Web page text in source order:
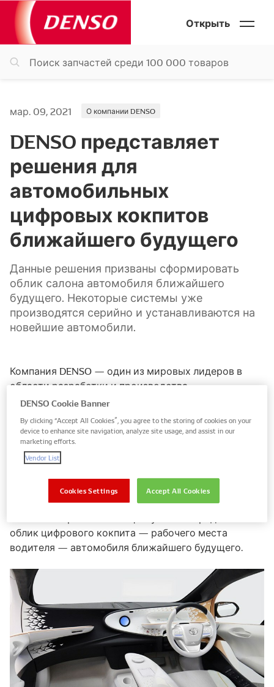
Открыть
мар. 09, 2021 О компании DENSO
DENSO представляет
решения для
автомобильных
цифровых кокпитов
ближайшего будущего
Данные решения призваны сформировать
облик салона автомобиля ближайшего
будущего. Некоторые системы уже
производятся серийно и устанавливаются на
новейшие автомобили.
Компания DENSO — один из мировых лидеров в
области разработки и производства
автомобильных электронных систем. Большой
популярностью на рынке послепродажного
обслуживания автомобилей пользуются решения
DENSO для управления двигателем: датчики,
системы зажигания и подачи топлива. Помимо
автомобильных информационных систем и
безопасности. В соответствии с видением DENSO,
облик цифрового кокпита — рабочего места
водителя — автомобиля ближайшего будущего.
DENSO Cookie Banner
By clicking “Accept All Cookies”, you agree to the storing of cookies on your
device to enhance site navigation, analyze site usage, and assist in our
marketing efforts.
Vendor List
Accept All Cookies
Cookies Settings